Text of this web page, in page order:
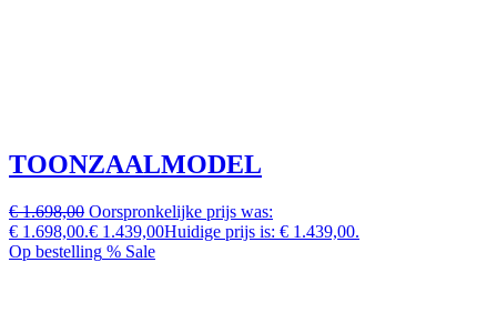
TOONZAALMODEL
€ 1.698,00 Oorspronkelijke prijs was:
€ 1.698,00.€ 1.439,00Huidige prijs is: € 1.439,00.
Op bestelling % Sale